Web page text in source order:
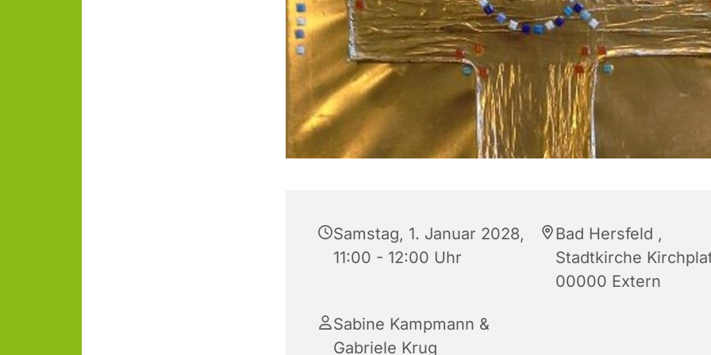
Samstag, 1. Januar 2028,
11:00 - 12:00 Uhr
Bad Hersfeld ,
Stadtkirche
00000 Extern
Sabine Kampmann &
Gabriele Krug